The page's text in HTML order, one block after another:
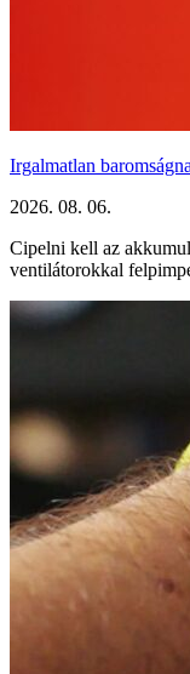
Irgalmatlan
2026. 08. 06.
Cipelni kell az
ventilátorokkal